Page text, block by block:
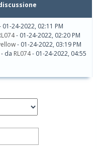
24-2022, 02:11 PM
- 01-24-2022, 02:20 PM
- 01-24-2022, 03:19 PM
- da RL074- 01-24-2022, 04:55